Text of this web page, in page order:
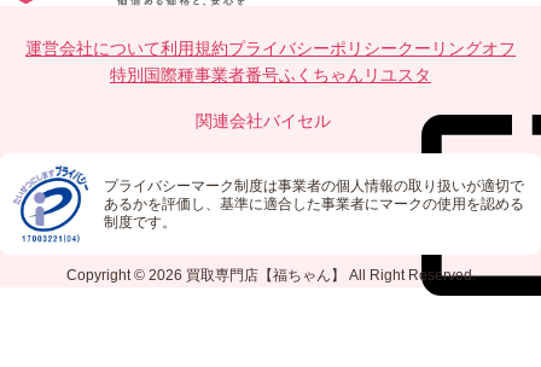
運営会社について利用規約プライバシーポリシークーリングオフ
特別国際種事業者番号ふくちゃんリユスタ
関連会社バイセル
プライバシーマーク制度は事業者の個人情報の取り扱いが適切で
あるかを評価し、基準に適合した事業者にマークの使用を認める
制度です。
Copyright © 2026 買取専門店【福ちゃん】 All Right Reserved.